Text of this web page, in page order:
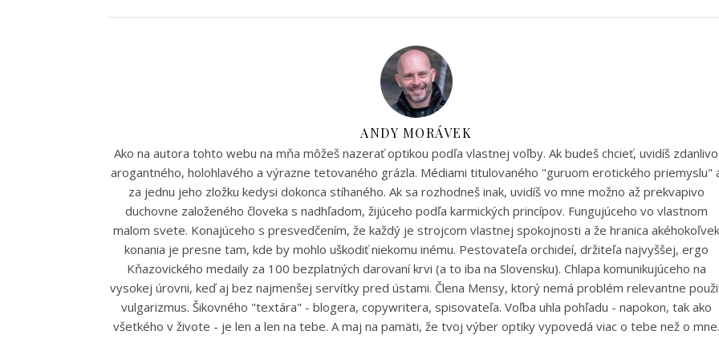
ANDY MORÁVEK
Ako na autora tohto webu na mňa môžeš nazerať optikou podľa vlastnej voľby. Ak budeš chcieť, uvidíš zdanlivo
arogantného, holohlavého a výrazne tetovaného grázla. Médiami titulovaného "guruom erotického priemyslu"
za jednu jeho zložku kedysi dokonca stíhaného. Ak sa rozhodneš inak, uvidíš vo mne možno až prekvapivo
duchovne založeného človeka s nadhľadom, žijúceho podľa karmických princípov. Fungujúceho vo vlastnom
malom svete. Konajúceho s presvedčením, že každý je strojcom vlastnej spokojnosti a že hranica akéhokoľvek
konania je presne tam, kde by mohlo uškodiť niekomu inému. Pestovateľa orchideí, držiteľa najvyššej, ergo
Kňazovického medaily za 100 bezplatných darovaní krvi (a to iba na Slovensku). Chlapa komunikujúceho na
vysokej úrovni, keď aj bez najmenšej servítky pred ústami. Člena Mensy, ktorý nemá problém relevantne
vulgarizmus. Šikovného "textára" - blogera, copywritera, spisovateľa. Voľba uhla pohľadu - napokon, tak ako
všetkého v živote - je len a len na tebe. A maj na pamäti, že tvoj výber optiky vypovedá viac o tebe než o mne.